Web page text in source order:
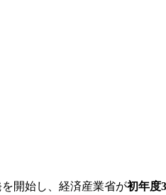
開始し、経済産業省が初年度